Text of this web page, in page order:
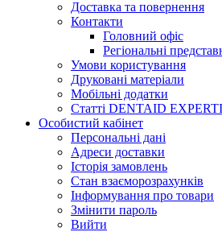
Доставка та повернення
Контакти
Головний офіс
Регіональні
Умови користування
Друковані матеріали
Мобільні додатки
Статті DENTAID
Особистий кабінет
Персональні дані
Адреси доставки
Історія замовлень
Стан взаєморозрахунків
Інформування про товари
Змінити пароль
Вийти